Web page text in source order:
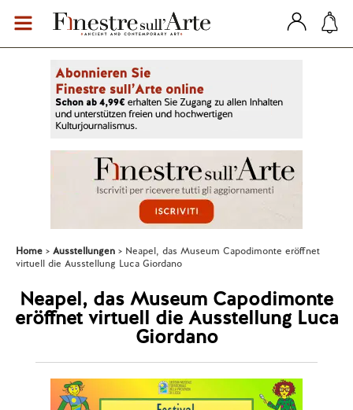
Home Ausstellungen
Neapel, das Museum Capodimonte eröffnet
virtuell die Ausstellung Luca Giordano
Neapel, das Museum Capodimonte
eröffnet virtuell die Ausstellung Luca
Giordano